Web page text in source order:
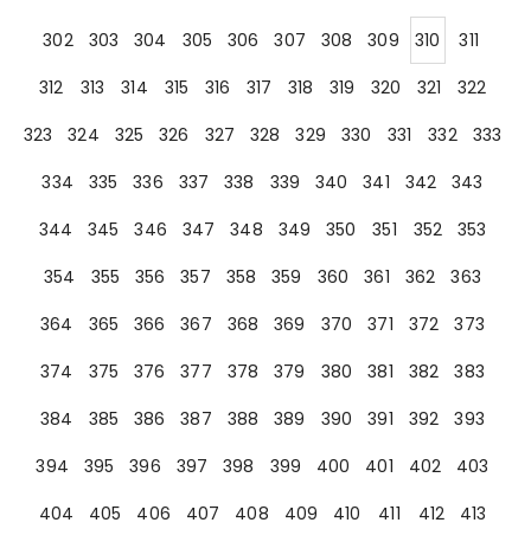
302
303 304 305 306 307 308 309 310
311
312
313 314 315 316 317 318 319 320 321
322
323
324 325 326 327 328 329 330 331 332
333
334
335 336 337 338 339 340 341 342
343
344
345 346 347 348 349 350 351 352
353
354
355 356 357 358 359 360 361 362
363
364
365 366 367 368 369 370 371 372
373
374
375 376 377 378 379 380 381 382
383
384
385 386 387 388 389 390 391 392
393
394
395 396 397 398 399 400 401 402
403
404
405 406 407 408 409 410 411 412
413